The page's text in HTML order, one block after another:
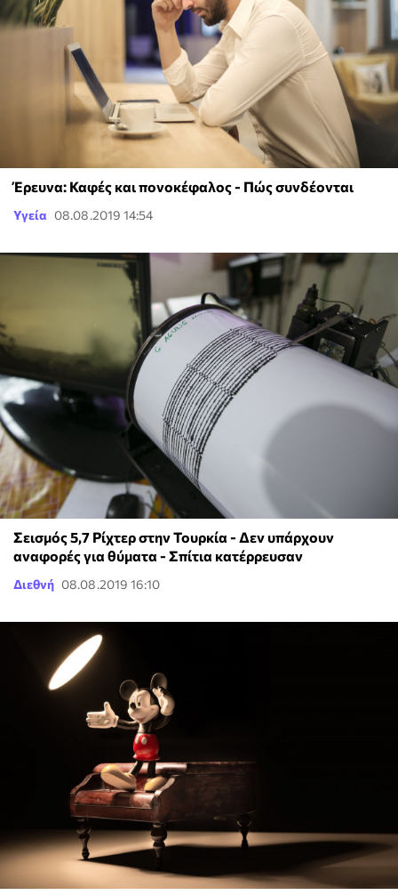
Έρευνα: Καφές και πονοκέφαλος - Πώς συνδέονται
Υγεία 08.08.2019 14:54
Σεισμός 5,7 Ρίχτερ στην Τουρκία - Δεν υπάρχουν
αναφορές για θύματα - Σπίτια κατέρρευσαν
Διεθνή 08.08.2019 16:10